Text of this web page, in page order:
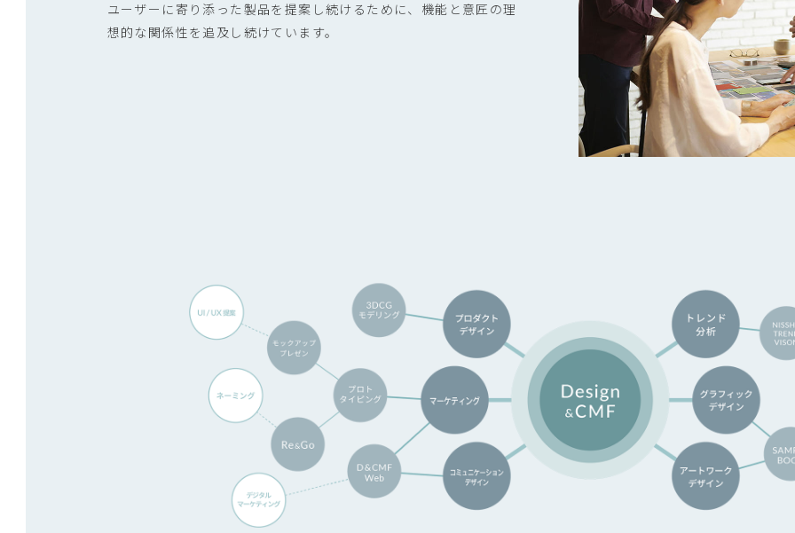
ユーザーに寄り添った製品を提案し続けるために、機能と意匠の理
想的な関係性を追及し続けています。